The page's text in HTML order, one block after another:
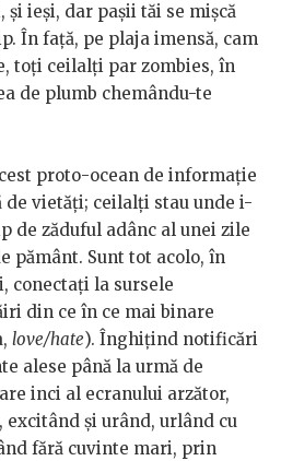
și ieși, dar pașii tăi se mișcă
În față, pe plaja imensă, cam
toți ceilalți par zombies, în
de plumb chemându-te
proto-ocean de informație
de vietăți; ceilalți stau unde i-
de zăduful adânc al unei zile
pământ. Sunt tot acolo, în
conectați la sursele
din ce în ce mai binare
love/hate). Înghițind notificări
alese până la urmă de
inci al ecranului arzător,
excitând și urând, urlând cu
fără cuvinte mari, prin